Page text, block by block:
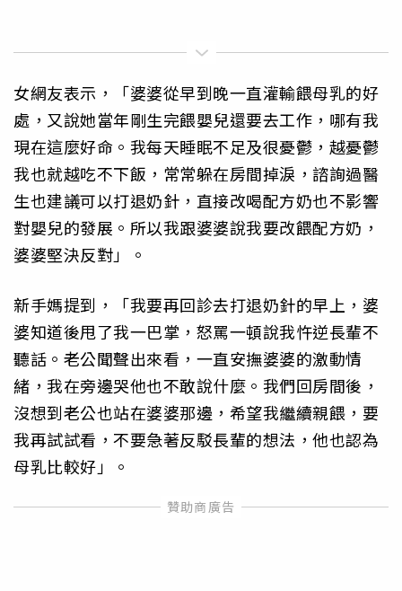
女網友表示，「婆婆從早到晚一直灌輸餵母乳的好
處，又說她當年剛生完餵嬰兒還要去工作，哪有我
現在這麼好命。我每天睡眠不足及很憂鬱，越憂鬱
我也就越吃不下飯，常常躲在房間掉淚，諮詢過醫
生也建議可以打退奶針，直接改喝配方奶也不影響
對嬰兒的發展。所以我跟婆婆說我要改餵配方奶，
婆婆堅決反對」。
新手媽提到，「我要再回診去打退奶針的早上，婆
婆知道後甩了我一巴掌，怒罵一頓說我忤逆長輩不
聽話。老公聞聲出來看，一直安撫婆婆的激動情
緒，我在旁邊哭他也不敢說什麼。我們回房間後，
沒想到老公也站在婆婆那邊，希望我繼續親餵，要
我再試試看，不要急著反駁長輩的想法，他也認為
母乳比較好」。